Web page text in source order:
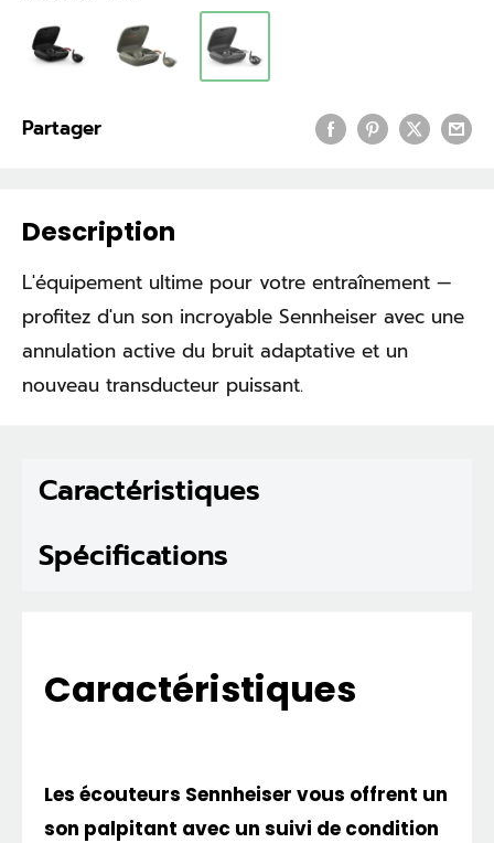
Partager
Description
L'équipement ultime pour votre entraînement —
profitez d'un son incroyable Sennheiser avec une
annulation active du bruit adaptative et un
nouveau transducteur puissant.
Caractéristiques
Spécifications
Caractéristiques
Les écouteurs Sennheiser vous offrent un
son palpitant avec un suivi de condition